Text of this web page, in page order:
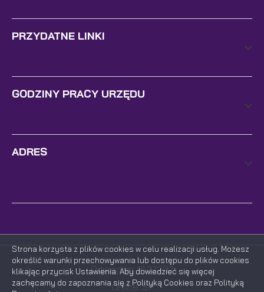
PRZYDATNE LINKI
GODZINY PRACY URZĘDU
ADRES
Odwiedzin: 1637202
Online: 57
Strona korzysta z plików cookies w celu realizacji usług. Możesz
określić warunki przechowywania lub dostępu do plików cookies
klikając przycisk Ustawienia. Aby dowiedzieć się więcej
zachęcamy do zapoznania się z Polityką Cookies oraz Polityką